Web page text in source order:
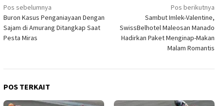
Navigasi
pos
Pos sebelumnya
Buron Kasus Penganiayaan Dengan
Sajam di Amurang Ditangkap Saat
Pesta Miras
Pos berikutnya
Sambut Imlek-Valentine,
SwissBelhotel Maleosan Manado
Hadirkan Paket Menginap-Makan
Malam Romantis
POS TERKAIT